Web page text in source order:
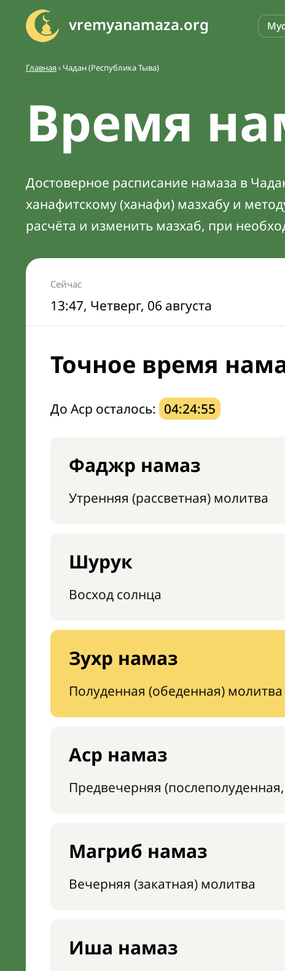
vremyanamaza.org
Главная› Чадан (Республика Тыва)
Время
Достоверное расписание намаза в
ханафитскому (ханафи) мазхабу и
расчёта и изменить мазхаб, при
Сейчас
13:47, Четверг, 06 августа
Точное время
До Аср осталось: 04:24:54
Фаджр намаз
Утренняя (рассветная) молитва
Шурук
Восход солнца
Зухр намаз
Полуденная (обеденная)
Аср намаз
Предвечерняя
Магриб намаз
Вечерняя (закатная) молитва
Иша намаз